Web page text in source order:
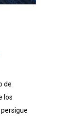
de
los